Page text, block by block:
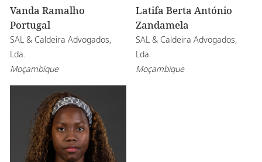
Vanda Ramalho
Portugal
SAL & Caldeira Advogados,
Lda.
Moçambique
Latifa Berta António
Zandamela
SAL & Caldeira Advogados,
Lda.
Moçambique